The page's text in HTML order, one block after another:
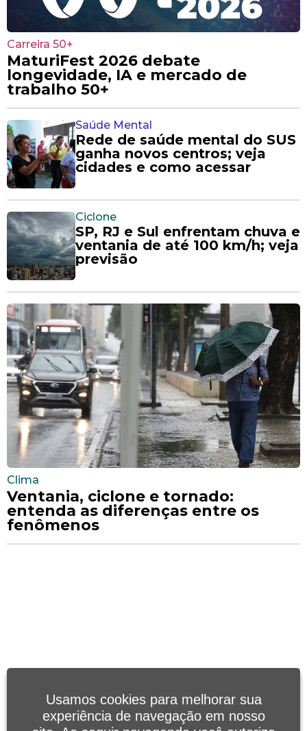
Carreira 50+
MaturiFest 2026 debate
longevidade, IA e mercado de
trabalho 50+
Saúde Mental
Rede de saúde mental do SUS
ganha novos centros; veja
cidades e como acessar
Ciclone
SP, RJ e Sul enfrentam chuva e
ventania de até 100 km/h; veja
previsão
Clima
Ventania, ciclone e tornado:
entenda as diferenças entre os
fenômenos
Usamos cookies para melhorar sua
experiência de navegação em nosso